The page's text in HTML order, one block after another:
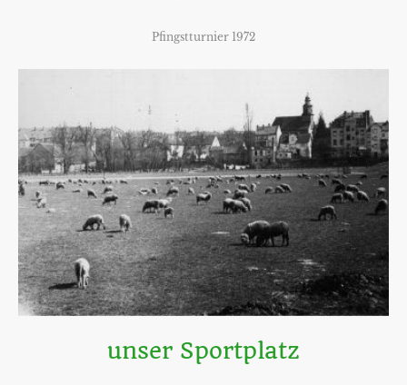
Pfingstturnier 1972
unser Sportplatz